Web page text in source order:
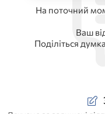
На поточний
Ваш
Поділіться